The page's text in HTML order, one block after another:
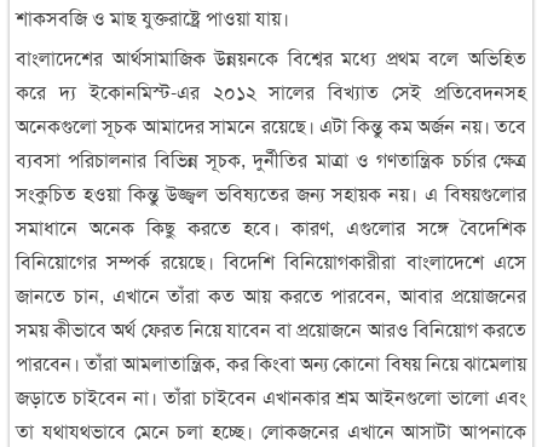
শাকসবজি ও মাছ যুক্তরাষ্ট্রে পাওয়া যায়।
বাংলাদেশের আর্থসামাজিক উন্নয়নকে বিশ্বের মধ্যে প্রথম বলে অভিহিত
করে দ্য ইকোনমিস্ট-এর ২০১২ সালের বিখ্যাত সেই প্রতিবেদনসহ
অনেকগুলো সূচক আমাদের সামনে রয়েছে। এটা কিন্তু কম অর্জন নয়। তবে
ব্যবসা পরিচালনার বিভিন্ন সূচক, দুর্নীতির মাত্রা ও গণতান্ত্রিক চর্চার ক্ষেত্র
সংকুচিত হওয়া কিন্তু উজ্জ্বল ভবিষ্যতের জন্য সহায়ক নয়। এ বিষয়গুলোর
সমাধানে অনেক কিছু করতে হবে। কারণ, এগুলোর সঙ্গে বৈদেশিক
বিনিয়োগের সম্পর্ক রয়েছে। বিদেশি বিনিয়োগকারীরা বাংলাদেশে এসে
জানতে চান, এখানে তাঁরা কত আয় করতে পারবেন, আবার প্রয়োজনের
সময় কীভাবে অর্থ ফেরত নিয়ে যাবেন বা প্রয়োজনে আরও বিনিয়োগ করতে
পারবেন। তাঁরা আমলাতান্ত্রিক, কর কিংবা অন্য কোনো বিষয় নিয়ে ঝামেলায়
জড়াতে চাইবেন না। তাঁরা চাইবেন এখানকার শ্রম আইনগুলো ভালো এবং
তা যথাযথভাবে মেনে চলা হচ্ছে। লোকজনের এখানে আসাটা আপনাকে